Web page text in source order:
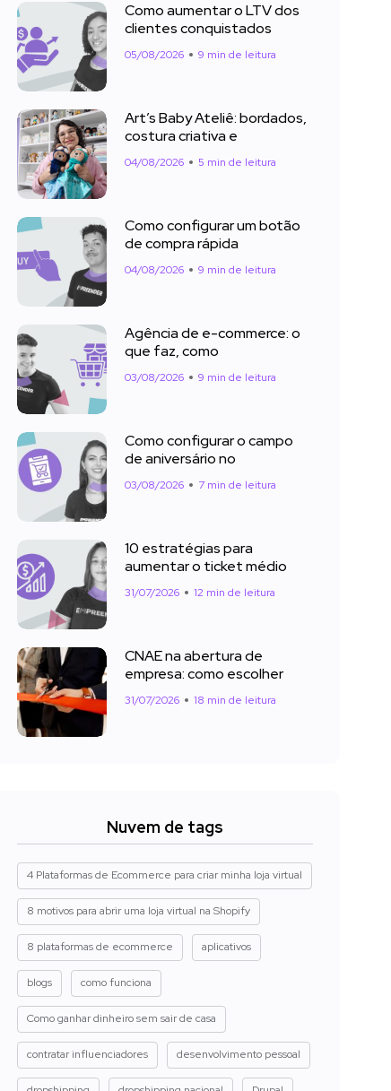
Como aumentar o LTV dos
clientes conquistados
05/08/2026 9 min de leitura
Art’s Baby Ateliê: bordados,
costura criativa e
04/08/2026 5 min de leitura
Como configurar um botão
de compra rápida
04/08/2026 9 min de leitura
Agência de e-commerce: o
que faz, como
03/08/2026 9 min de leitura
Como configurar o campo
de aniversário no
03/08/2026 7 min de leitura
10 estratégias para
aumentar o ticket médio
31/07/2026 12 min de leitura
CNAE na abertura de
empresa: como escolher
31/07/2026 18 min de leitura
Nuvem de tags
4 Plataformas de Ecommerce para criar minha loja virtual
8 motivos para abrir uma loja virtual na Shopify
8 plataformas de ecommerce aplicativos
blogs como funciona
Como ganhar dinheiro sem sair de casa
contratar influenciadores desenvolvimento pessoal